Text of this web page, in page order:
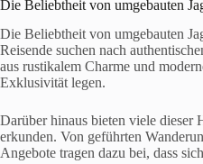
Die Beliebtheit von umgebauten
Die Beliebtheit von umgebauten
Reisende suchen nach
aus rustikalem Charme und
Exklusivität legen.
Darüber hinaus bieten viele dieser
erkunden. Von geführten
Angebote tragen dazu bei, dass